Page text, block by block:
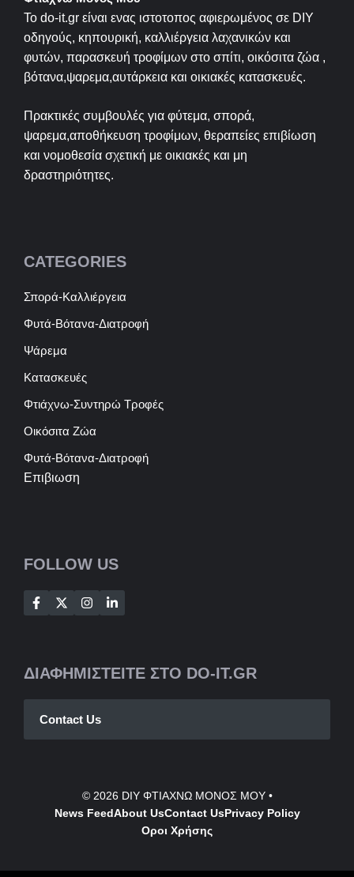
Το do-it.gr είναι ενας ιστοτοπος αφιερωμένος σε DIY
οδηγούς, κηπουρική, καλλιέργεια λαχανικών και
φυτών, παρασκευή τροφίμων στο σπίτι, οικόσιτα ζώα ,
βότανα,ψαρεμα,αυτάρκεια και οικιακές κατασκευές.
Πρακτικές συμβουλές για φύτεμα, σπορά,
ψαρεμα,αποθήκευση τροφίμων, θεραπείες επιβίωση
και νομοθεσία σχετική με οικιακές και μη
δραστηριότητες.
CATEGORIES
Σπορά-Καλλιέργεια
Φυτά-Βότανα-Διατροφή
Ψάρεμα
Κατασκευές
Φτιάχνω-Συντηρώ Τροφές
Οικόσιτα Ζώα
Φυτά-Βότανα-Διατροφή
Επιβιωση
FOLLOW US
ΔΙΑΦΗΜΙΣΤΕΙΤΕ ΣΤΟ DO-IT.GR
Contact Us
© 2026 DIY ΦΤΙΑΧΝΩ ΜΟΝΟΣ ΜΟΥ•
News FeedAbout UsContactUsPrivacy Policy
Οροι Χρήσης